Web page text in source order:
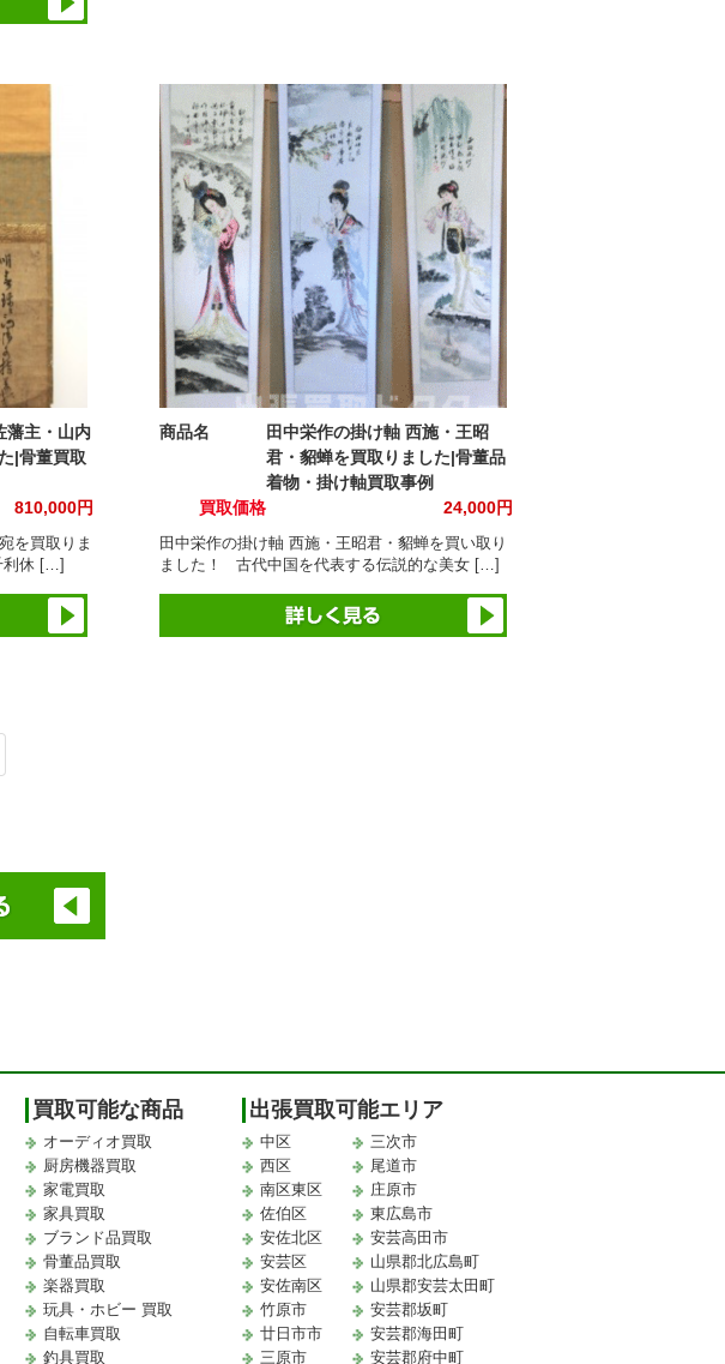
藩主・山内
|骨董買取
810,000円
を買取りま
利休 […]
商品名
田中栄作の掛け軸 西施・王昭
君・貂蝉を買取りました|骨董品
着物・掛け軸買取事例
買取価格
24,000円
田中栄作の掛け軸 西施・王昭君・貂蝉を買い取り
ました！ 古代中国を代表する伝説的な美女 […]
買取可能な商品
オーディオ買取
厨房機器買取
家電買取
家具買取
ブランド品買取
骨董品買取
楽器買取
玩具・ホビー 買取
自転車買取
釣具買取
出張買取可能エリア
中区
西区
南区東区
佐伯区
安佐北区
安芸区
安佐南区
竹原市
廿日市市
三原市
三次市
尾道市
庄原市
東広島市
安芸高田市
山県郡北広島町
山県郡安芸太田町
安芸郡坂町
安芸郡海田町
安芸郡府中町